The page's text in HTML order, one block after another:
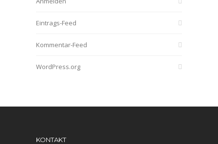
Eintrags-Feed
Kommentar-Feed
WordPress.org
KONTAKT